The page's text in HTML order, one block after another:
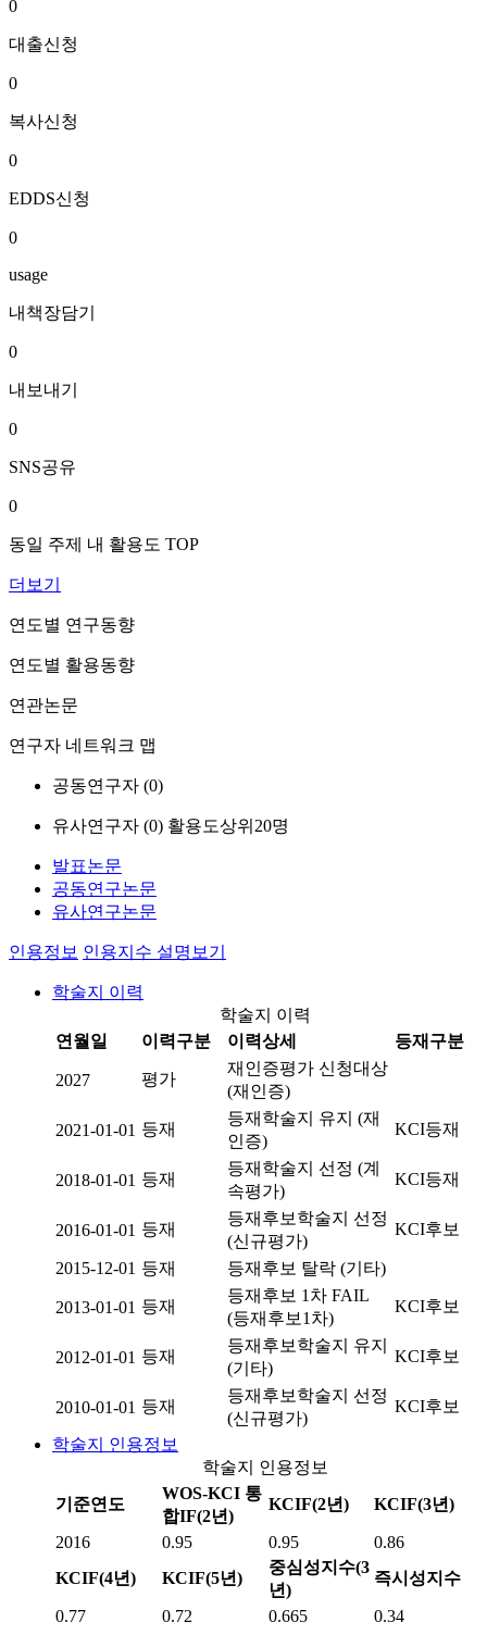
0
대출신청
0
복사신청
0
EDDS신청
0
usage
내책장담기
0
내보내기
0
SNS공유
0
동일 주제 내 활용도 TOP
더보기
연도별 연구동향
연도별 활용동향
연관논문
연구자 네트워크 맵
공동연구자 (0)
유사연구자 (0) 활용도상위20명
발표논문
공동연구논문
유사연구논문
인용정보 인용지수 설명보기
학술지 이력
학술지 이력
연월일
이력구분 이력상세 등재구분
2027 평가
재인증평가 신청대상
(재인증)
2021-01-01 등재
등재학술지 유지 (재
인증)
KCI등재
2018-01-01 등재
등재학술지 선정 (계
속평가)
KCI등재
2016-01-01 등재
등재후보학술지 선정
(신규평가)
KCI후보
2015-12-01 등재 등재후보 탈락 (기타)
2013-01-01 등재
등재후보 1차 FAIL
(등재후보1차)
KCI후보
2012-01-01 등재
등재후보학술지 유지
(기타)
KCI후보
2010-01-01 등재
등재후보학술지 선정
(신규평가)
KCI후보
학술지 인용정보
학술지 인용정보
기준연도
WOS-KCI 통
합IF(2년)
KCIF(2년) KCIF(3년)
2016 0.95 0.95
0.86
KCIF(4년)
KCIF(5년)
중심성지수(3
년)
즉시성지수
0.77 0.72 0.665 0.34